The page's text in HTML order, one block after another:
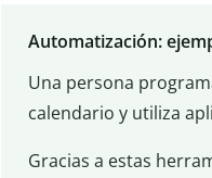
Automatización:
Una persona
calendario y utiliza
Gracias a estas